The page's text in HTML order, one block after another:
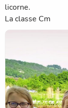
licorne.
La classe Cm